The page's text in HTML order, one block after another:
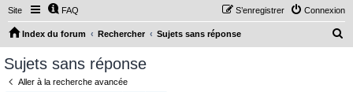
Site FAQ Connexion
S’enregistrer
Index du forum Rechercher Sujets sans réponse
Sujets sans réponse
Aller à la recherche avancée